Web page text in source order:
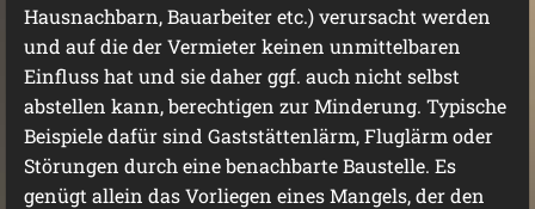
Hausnachbarn, Bauarbeiter etc.) verursacht werden
und auf die der Vermieter keinen unmittelbaren
Einfluss hat und sie daher ggf. auch nicht selbst
abstellen kann, berechtigen zur Minderung. Typische
Beispiele dafür sind Gaststättenlärm, Fluglärm oder
Störungen durch eine benachbarte Baustelle. Es
genügt allein das Vorliegen eines Mangels, der den